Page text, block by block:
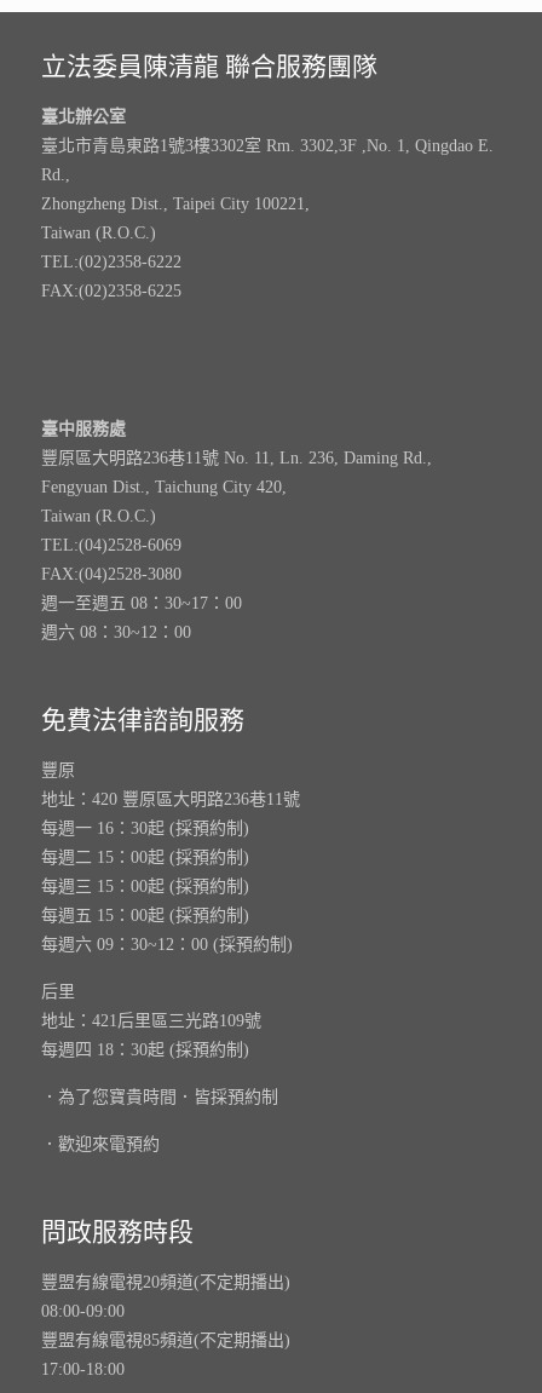
立法委員陳清龍 聯合服務團隊
臺北辦公室
臺北市青島東路1號3樓3302室 Rm. 3302,3F ,No. 1, Qingdao E.
Rd.,
Zhongzheng Dist., Taipei City 100221,
Taiwan (R.O.C.)
TEL:(02)2358-6222
FAX:(02)2358-6225
臺中服務處
豐原區大明路236巷11號 No. 11, Ln. 236, Daming Rd.,
Fengyuan Dist., Taichung City 420,
Taiwan (R.O.C.)
TEL:(04)2528-6069
FAX:(04)2528-3080
週一至週五 08：30~17：00
週六 08：30~12：00
免費法律諮詢服務
豐原
地址：420 豐原區大明路236巷11號
每週一 16：30起 (採預約制)
每週二 15：00起 (採預約制)
每週三 15：00起 (採預約制)
每週五 15：00起 (採預約制)
每週六 09：30~12：00 (採預約制)
后里
地址：421后里區三光路109號
每週四 18：30起 (採預約制)
．為了您寶貴時間．皆採預約制
．歡迎來電預約
問政服務時段
豐盟有線電視20頻道(不定期播出)
08:00-09:00
豐盟有線電視85頻道(不定期播出)
17:00-18:00